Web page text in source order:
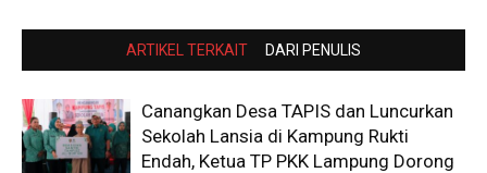
ARTIKEL TERKAIT DARI PENULIS
Canangkan Desa TAPIS dan Luncurkan
Sekolah Lansia di Kampung Rukti
Endah, Ketua TP PKK Lampung Dorong